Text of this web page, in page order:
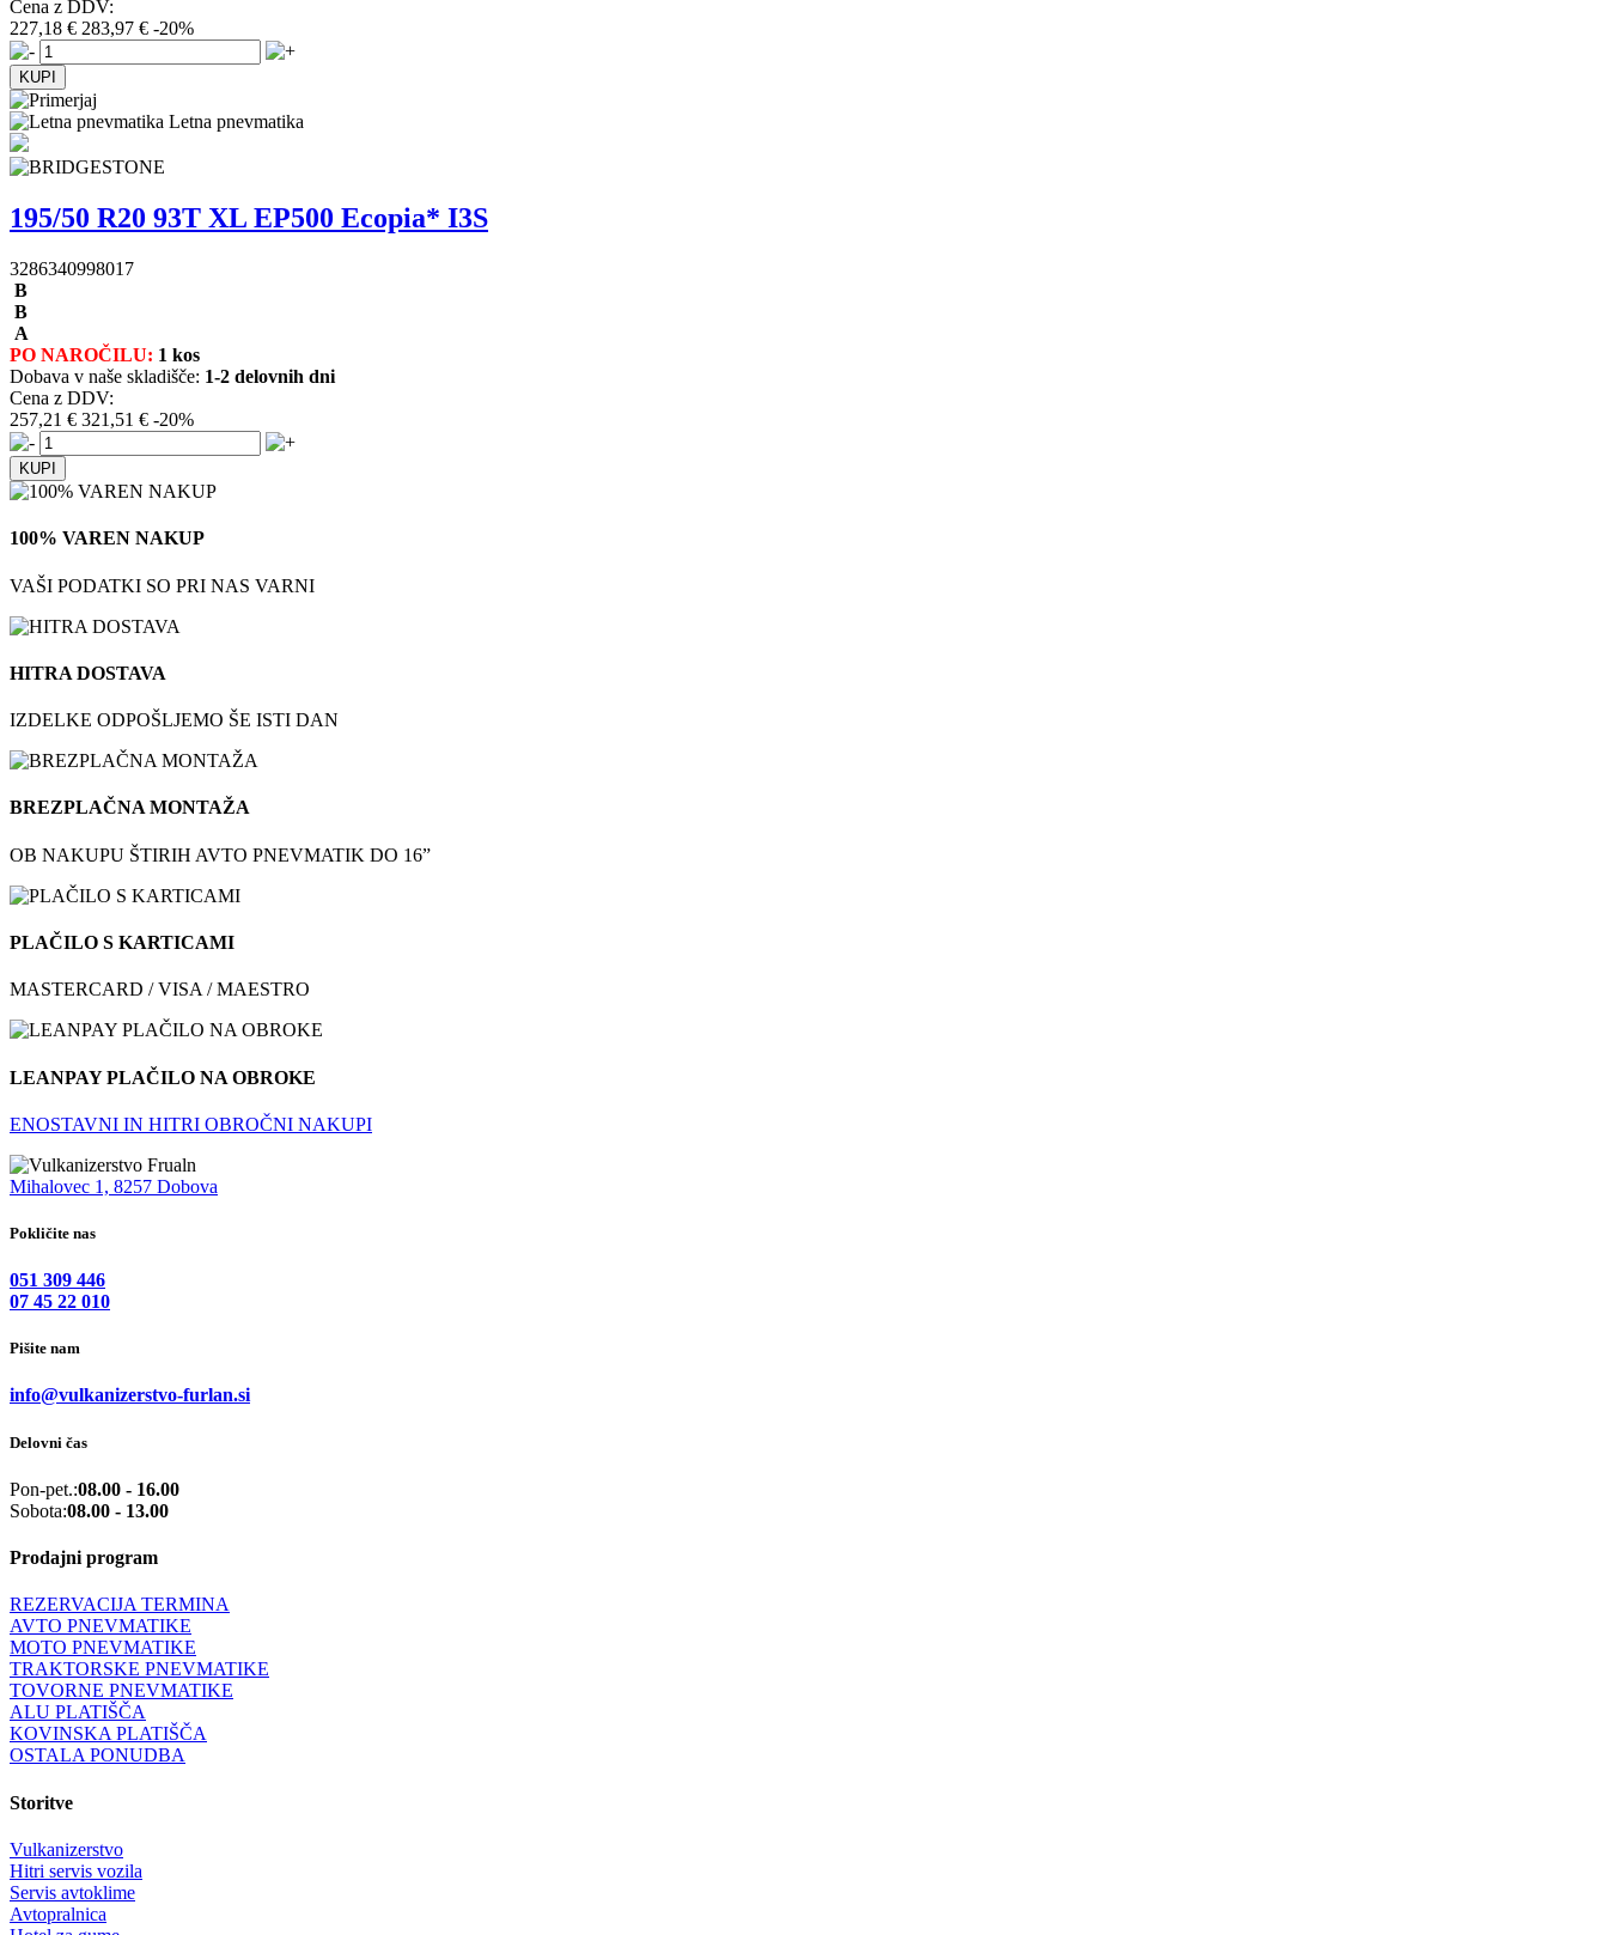
Cena z DDV:
227,18 € 283,97 € -20%
Letna pnevmatika
195/50 R20 93T XL EP500 Ecopia* I3S
3286340998017
B
B
A
PO NAROČILU: 1 kos
Dobava v naše skladišče: 1-2 delovnih dni
Cena z DDV:
257,21 € 321,51 € -20%
100% VAREN NAKUP
VAŠI PODATKI SO PRI NAS VARNI
HITRA DOSTAVA
IZDELKE ODPOŠLJEMO ŠE ISTI DAN
BREZPLAČNA MONTAŽA
OB NAKUPU ŠTIRIH AVTO PNEVMATIK DO 16”
PLAČILO S KARTICAMI
MASTERCARD / VISA / MAESTRO
LEANPAY PLAČILO NA OBROKE
ENOSTAVNI IN HITRI OBROČNI NAKUPI
Mihalovec 1, 8257 Dobova
Pokličite nas
051 309 446
07 45 22 010
Pišite nam
info@vulkanizerstvo-furlan.si
Delovni čas
Pon-pet.:08.00 - 16.00
Sobota:08.00 - 13.00
Prodajni program
REZERVACIJA TERMINA
AVTO PNEVMATIKE
MOTO PNEVMATIKE
TRAKTORSKE PNEVMATIKE
TOVORNE PNEVMATIKE
ALU PLATIŠČA
KOVINSKA PLATIŠČA
OSTALA PONUDBA
Storitve
Vulkanizerstvo
Hitri servis vozila
Servis avtoklime
Avtopralnica